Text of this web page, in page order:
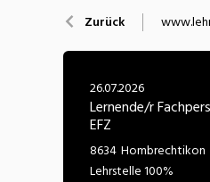
Nahrung
Wirtschaft/
Zurück
26.07.2026
Lernende/r
EFZ
8634 Hombrechtikon
Lehrstelle100%